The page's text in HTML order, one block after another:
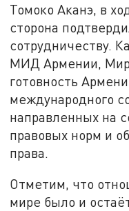
Томоко Аканэ, в
сторона
сотрудничеству.
МИД Армении,
готовность
международного
направленных на
правовых норм и
права.
Отметим, что
мире было и